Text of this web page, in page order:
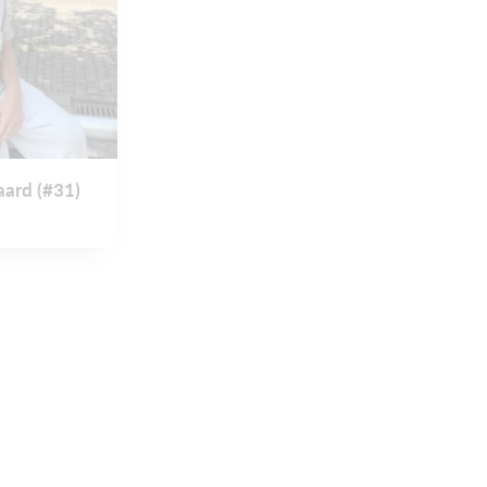
(#31)